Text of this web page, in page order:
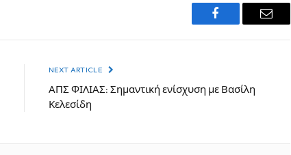
Facebook Email
NEXT ARTICLE
ΑΠΣ ΦΙΛΙΑΣ: Σημαντική ενίσχυση με Βασίλη
Κελεσίδη